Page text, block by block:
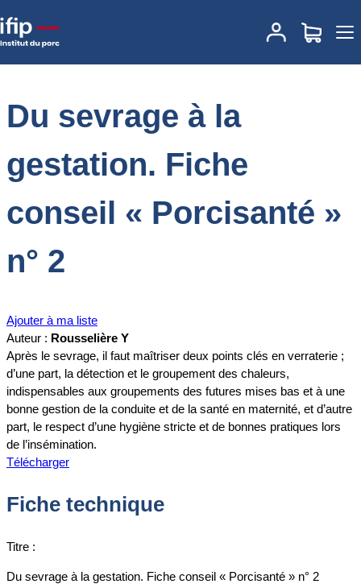
Accueil
Du sevrage à la gestation. Fiche conseil
« Porcisanté » n° 2
Du sevrage à la
gestation. Fiche
conseil « Porcisanté »
n° 2
Ajouter à ma liste
Auteur : Rousselière Y
Après le sevrage, il faut maîtriser deux points clés en verraterie ;
d’une part, la détection et le groupement des chaleurs,
indispensables aux groupements des futures mises bas et à une
bonne gestion de la conduite et de la santé en maternité, et d’autre
part, le respect d’une hygiène stricte et de bonnes pratiques lors
de l’insémination.
Télécharger
Fiche technique
Titre :
Du sevrage à la gestation. Fiche conseil « Porcisanté » n° 2